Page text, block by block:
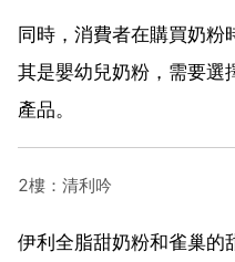
同時，消費者在購買奶粉
其是嬰幼兒奶粉，需要選
產品。
2樓：清利吟
伊利全脂甜奶粉和雀巢的